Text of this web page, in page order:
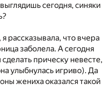
сегодня, синяки
рассказывала, что вчера
заболела. А сегодня
прическу невесте,
улыбнулась игриво). Да
жениха оказался такой